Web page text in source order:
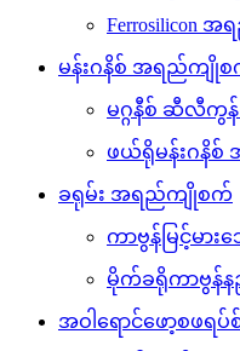
Ferrosilicon အ
မန်းဂနိစ် အရည်ကျို
မဂ္ဂနီစ် ဆီလီကွ
ဖယ်ရိုမန်းဂနိစ်
ခရုမ်း အရည်ကျိုစက်
ကာဗွန်မြင့်မား
မိုက်ခရိုကာဗွန်န
အဝါရောင်ဖော့စဖ